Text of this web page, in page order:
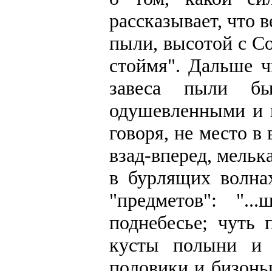
рассказывает, что
пыли, высотой с
стоймя". Дальше
завеса пыли
одушевленными и
говоря, не место в
взад-вперед,
в бурлящих
"предметов":
поднебесье;
кусты полыни и